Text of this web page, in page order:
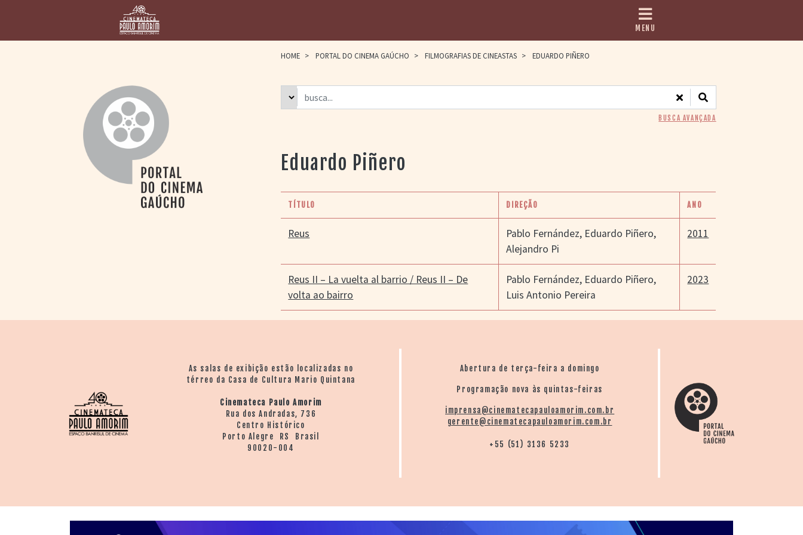
PAULO AMORIM
> HOMENAGEADOS
> ASSOCIAÇÃO DOS
> BIBLIOTECA
ROMEU GRIMALDI
CINEMA GAÚCHO
> DISCOGRAFIAS
> BIBLIOGRAFIAS
CONTATO E
MENU
HOME > PORTAL DO CINEMA GAÚCHO > FILMOGRAFIAS DE CINEASTAS > EDUARDO PIÑERO
BUSCA AVANÇADA
Eduardo Piñero
TÍTULO DIREÇÃO ANO
Reus Pablo Fernández, Eduardo Piñero,
Alejandro Pi
2011
Reus II – La vuelta al barrio / Reus II – De
volta ao bairro
Pablo Fernández, Eduardo Piñero,
Luis Antonio Pereira
2023
As salas de exibição estão localizadas no
térreo da Casa de Cultura Mario Quintana
Cinemateca Paulo Amorim
Rua dos Andradas, 736
Centro Histórico
Porto Alegre RS Brasil
90020-004
Abertura de terça-feira a domingo
Programação nova às quintas-feiras
imprensa@cinematecapauloamorim.com.br
gerente@cinematecapauloamorim.com.br
+55 (51) 3136 5233